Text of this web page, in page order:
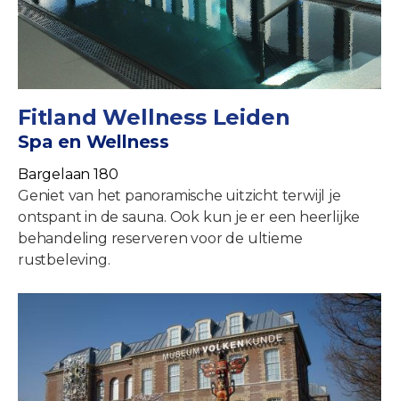
Fitland Wellness Leiden
Spa en Wellness
Bargelaan 180
Geniet van het panoramische uitzicht terwijl je
ontspant in de sauna. Ook kun je er een heerlijke
behandeling reserveren voor de ultieme
rustbeleving.